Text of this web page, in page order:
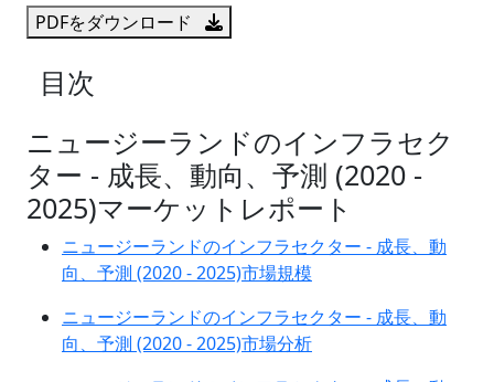
PDFをダウンロード
目次
ニュージーランドのインフラセク
ター - 成長、動向、予測 (2020 -
2025)マーケットレポート
ニュージーランドのインフラセクター - 成長、動
向、予測 (2020 - 2025)市場規模
ニュージーランドのインフラセクター - 成長、動
向、予測 (2020 - 2025)市場分析